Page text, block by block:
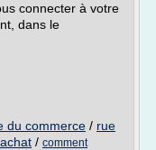
connecter à votre
dans le
du commerce / rue
/ comment